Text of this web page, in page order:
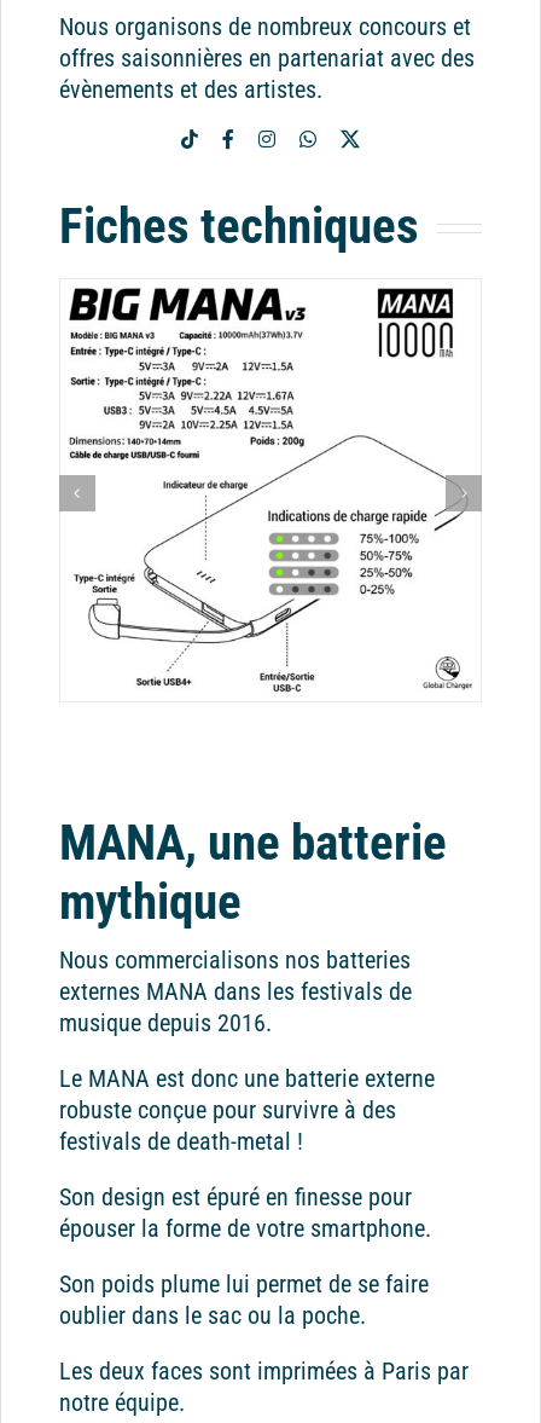
Nous organisons de nombreux concours et
offres saisonnières en partenariat avec des
évènements et des artistes.
Fiches techniques
MANA, une batterie
mythique
Nous commercialisons nos batteries
externes MANA dans les festivals de
musique depuis 2016.
Le MANA est donc une batterie externe
robuste conçue pour survivre à des
festivals de death-metal !
Son design est épuré en finesse pour
épouser la forme de votre smartphone.
Son poids plume lui permet de se faire
oublier dans le sac ou la poche.
Les deux faces sont imprimées à Paris par
notre équipe.